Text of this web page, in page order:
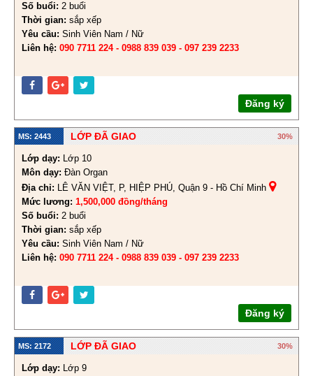
Số buổi: 2 buổi
Thời gian: sắp xếp
Yêu cầu: Sinh Viên Nam / Nữ
Liên hệ: 090 7711 224 - 0988 839 039 - 097 239 2233
Đăng ký
MS: 2443 LỚP ĐÃ GIAO 30%
Lớp dạy: Lớp 10
Môn dạy: Đàn Organ
Địa chỉ: LÊ VĂN VIỆT, P, HIỆP PHÚ, Quận 9 - Hồ Chí Minh
Mức lương: 1,500,000 đồng/tháng
Số buổi: 2 buổi
Thời gian: sắp xếp
Yêu cầu: Sinh Viên Nam / Nữ
Liên hệ: 090 7711 224 - 0988 839 039 - 097 239 2233
Đăng ký
MS: 2172 LỚP ĐÃ GIAO 30%
Lớp dạy: Lớp 9